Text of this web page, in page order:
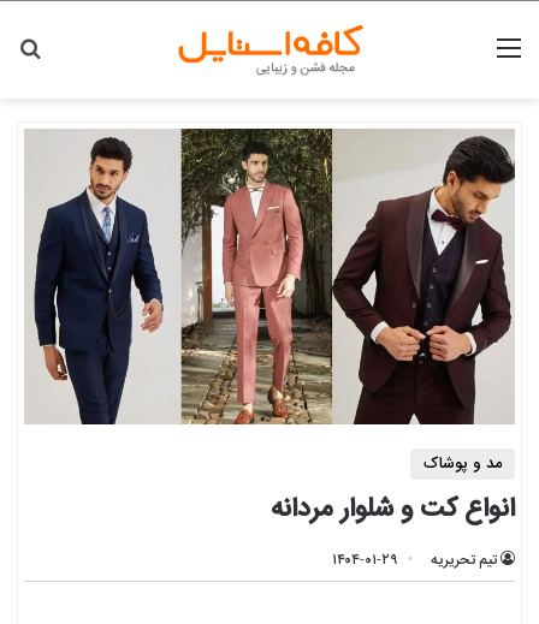
منو
مد و پوشاک
انواع کت و شلوار مردانه
تیم تحریریه ۱۴۰۴-۰۱-۲۹